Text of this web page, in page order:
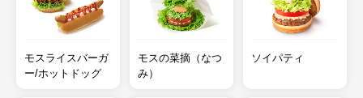
モスライスバーガ
ー/ホットドッグ
モスの菜摘（なつ
み）
ソイパティ